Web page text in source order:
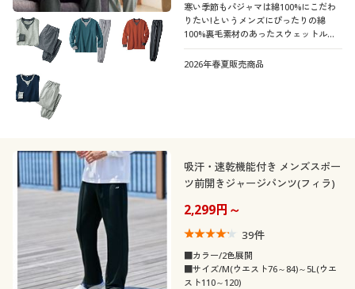
寒い季節もパジャマは綿100%にこだわ
りたい!というメンズにぴったりの綿
100%裏毛素材のあったスウェットルー
ムウェア。しっかりした生地感と温かさ
を備えた昨年人気の部屋着に新色登場!
2026年春夏販売商品
吸汗・速乾機能付き メンズスポー
ツ前開きジャージパンツ(フィラ)
2,299円～
39件
■カラー/2色展開
■サイズ/M(ウエスト76～84)～5L(ウエ
スト110～120)